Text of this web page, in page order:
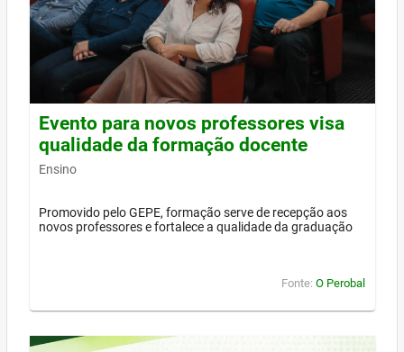
Evento para novos professores visa
qualidade da formação docente
Ensino
Promovido pelo GEPE, formação serve de recepção aos
novos professores e fortalece a qualidade da graduação
Fonte: O Perobal